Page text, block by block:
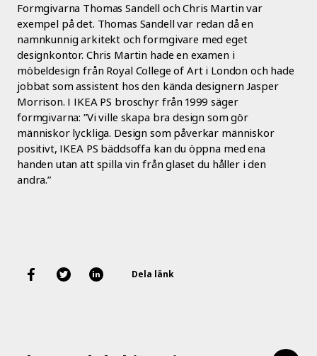
Formgivarna Thomas Sandell och Chris Martin var
exempel på det. Thomas Sandell var redan då en
namnkunnig arkitekt och formgivare med eget
designkontor. Chris Martin hade en examen i
möbeldesign från Royal College of Art i London och hade
jobbat som assistent hos den kända designern Jasper
Morrison. I IKEA PS broschyr från 1999 säger
formgivarna: ”Vi ville skapa bra design som gör
människor lyckliga. Design som påverkar människor
positivt, IKEA PS bäddsoffa kan du öppna med ena
handen utan att spilla vin från glaset du håller i den
andra.”
Dela länk